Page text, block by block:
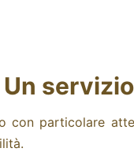
Un
con particolare